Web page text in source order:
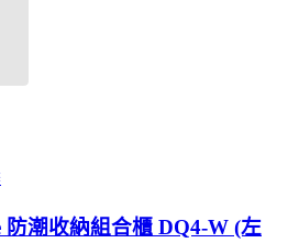
潮收納組合櫃 DQ4-W (左